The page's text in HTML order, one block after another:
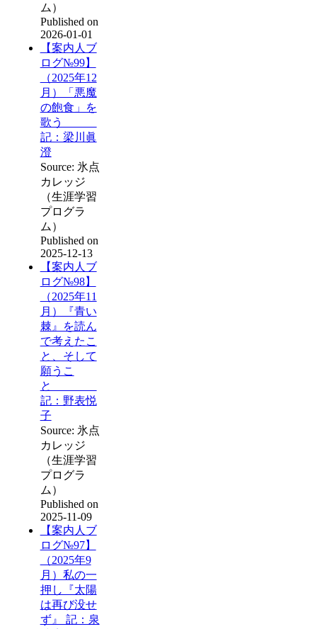
ム）
Published on
2026-01-01
【案内人ブ
ログ№99】
（2025年12
月）「悪魔
の飽食」を
歌う
記：梁川眞
澄
Source: 氷点
カレッジ
（生涯学習
プログラ
ム）
Published on
2025-12-13
【案内人ブ
ログ№98】
（2025年11
月）『青い
棘』を読ん
で考えたこ
と、そして
願うこ
と
記：野表悦
子
Source: 氷点
カレッジ
（生涯学習
プログラ
ム）
Published on
2025-11-09
【案内人ブ
ログ№97】
（2025年9
月）私の一
押し『太陽
は再び没せ
ず』 記：泉